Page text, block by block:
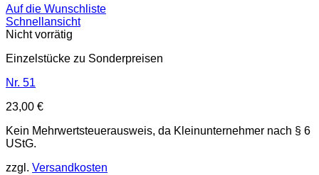
Auf die Wunschliste
Schnellansicht
Nicht vorrätig
Einzelstücke zu Sonderpreisen
Nr. 51
23,00 €
Kein Mehrwertsteuerausweis, da Kleinunternehmer nach § 6
UStG.
zzgl. Versandkosten